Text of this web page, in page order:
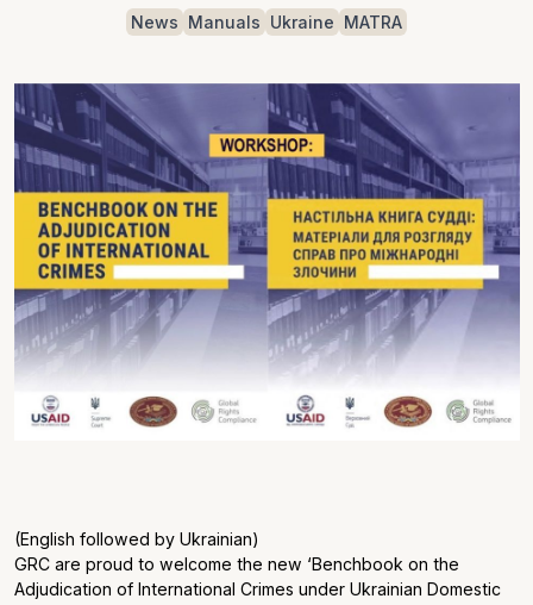
News Manuals Ukraine MATRA
(English followed by Ukrainian)
GRC are proud to welcome the new ‘Benchbook on the
Adjudication of International Crimes under Ukrainian Domestic